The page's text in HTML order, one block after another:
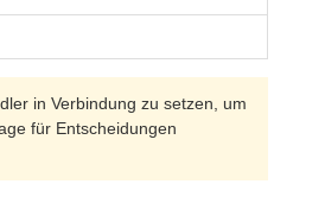
in Verbindung zu setzen, um
für Entscheidungen